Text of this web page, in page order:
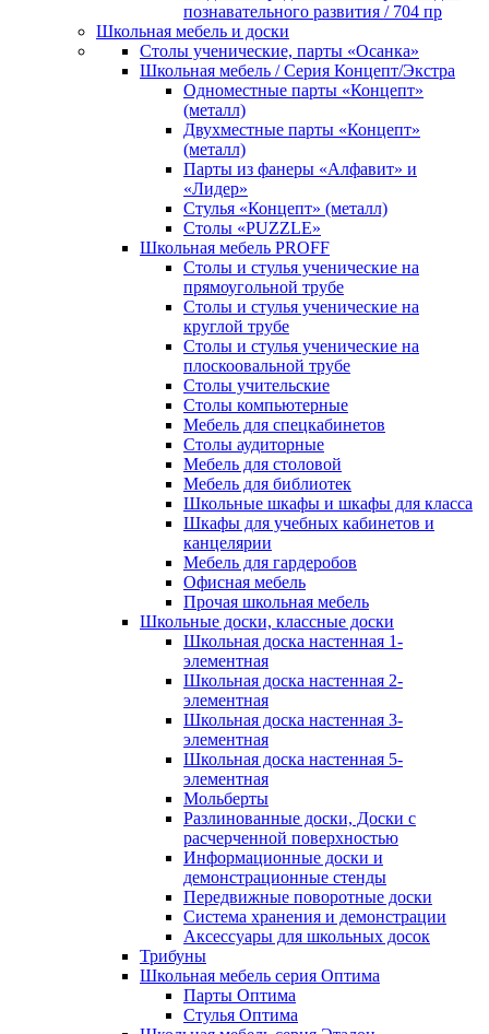
познавательного развития / 704 пр
Школьная мебель и доски
Столы ученические, парты «Осанка»
Школьная мебель / Серия Концепт/Экстра
Одноместные парты «Концепт»
(металл)
Двухместные парты «Концепт»
(металл)
Парты из фанеры «Алфавит» и
«Лидер»
Стулья «Концепт» (металл)
Столы «PUZZLE»
Школьная мебель PROFF
Столы и стулья ученические на
прямоугольной трубе
Столы и стулья ученические на
круглой трубе
Столы и стулья ученические на
плоскоовальной трубе
Столы учительские
Столы компьютерные
Мебель для спецкабинетов
Столы аудиторные
Мебель для столовой
Мебель для библиотек
Школьные шкафы и шкафы для класса
Шкафы для учебных кабинетов и
канцелярии
Мебель для гардеробов
Офисная мебель
Прочая школьная мебель
Школьные доски, классные доски
Школьная доска настенная 1-
элементная
Школьная доска настенная 2-
элементная
Школьная доска настенная 3-
элементная
Школьная доска настенная 5-
элементная
Мольберты
Разлинованные доски, Доски с
расчерченной поверхностью
Информационные доски и
демонстрационные стенды
Передвижные поворотные доски
Система хранения и демонстрации
Аксессуары для школьных досок
Трибуны
Школьная мебель серия Оптима
Парты Оптима
Стулья Оптима